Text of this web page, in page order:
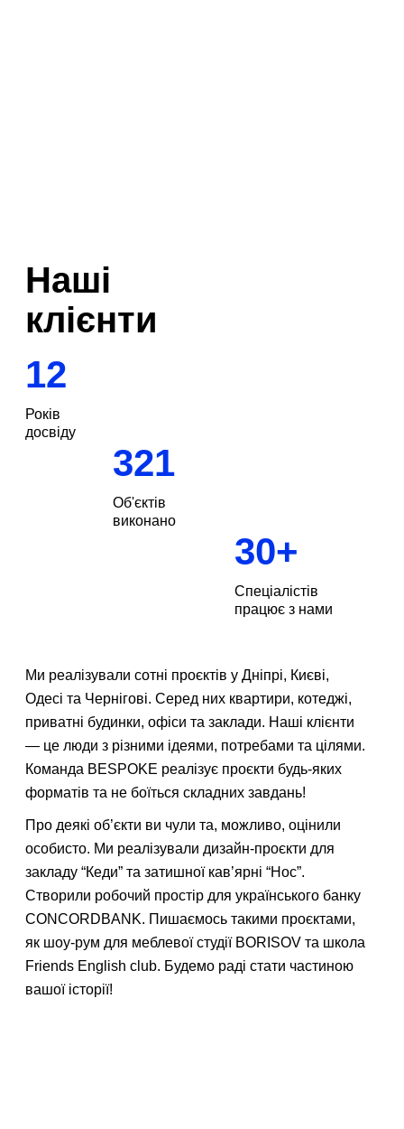
Наші
клієнти
12
Років
досвіду
321
Об'єктів
виконано
30+
Спеціалістів
працює з нами
Ми реалізували сотні проєктів у Дніпрі, Києві,
Одесі та Чернігові. Серед них квартири, котеджі,
приватні будинки, офіси та заклади. Наші клієнти
— це люди з різними ідеями, потребами та цілями.
Команда BESPOKE реалізує проєкти будь-яких
форматів та не боїться складних завдань!
Про деякі об’єкти ви чули та, можливо, оцінили
особисто. Ми реалізували дизайн-проєкти для
закладу “Кеди” та затишної кав’ярні “Нос”.
Створили робочий простір для українського банку
CONCORDBANK. Пишаємось такими проєктами,
як шоу-рум для меблевої студії BORISOV та школа
Friends English club. Будемо раді стати частиною
вашої історії!
Також ви можете зв'язатися з нами, зателефонувавши за
електронною поштою.